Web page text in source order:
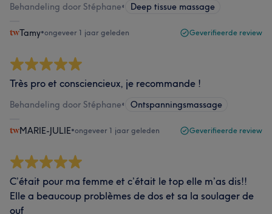
Behandeling door Stéphane• Deep tissue massage
Tamy•ongeveer 1 jaar geleden Geverifieerde review
Très pro et consciencieux, je recommande !
Behandeling door Stéphane• Ontspanningsmassage
MARIE-JULIE•ongeveer 1 jaar geleden Geverifieerde review
C’était pour ma femme et c’était le top elle m’as dis!!
Elle a beaucoup problèmes de dos et sa la soulager de
ouf